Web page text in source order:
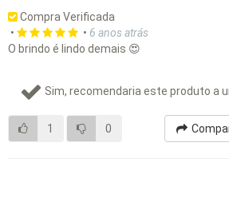
Compra Verificada
•
• 6 anos atrás
O brindo é lindo demais 😍
Sim, recomendaria este produto a
1 0